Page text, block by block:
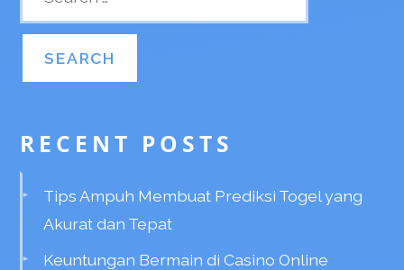
RECENT POSTS
Tips Ampuh Membuat Prediksi Togel yang
Akurat dan Tepat
Keuntungan Bermain di Casino Online